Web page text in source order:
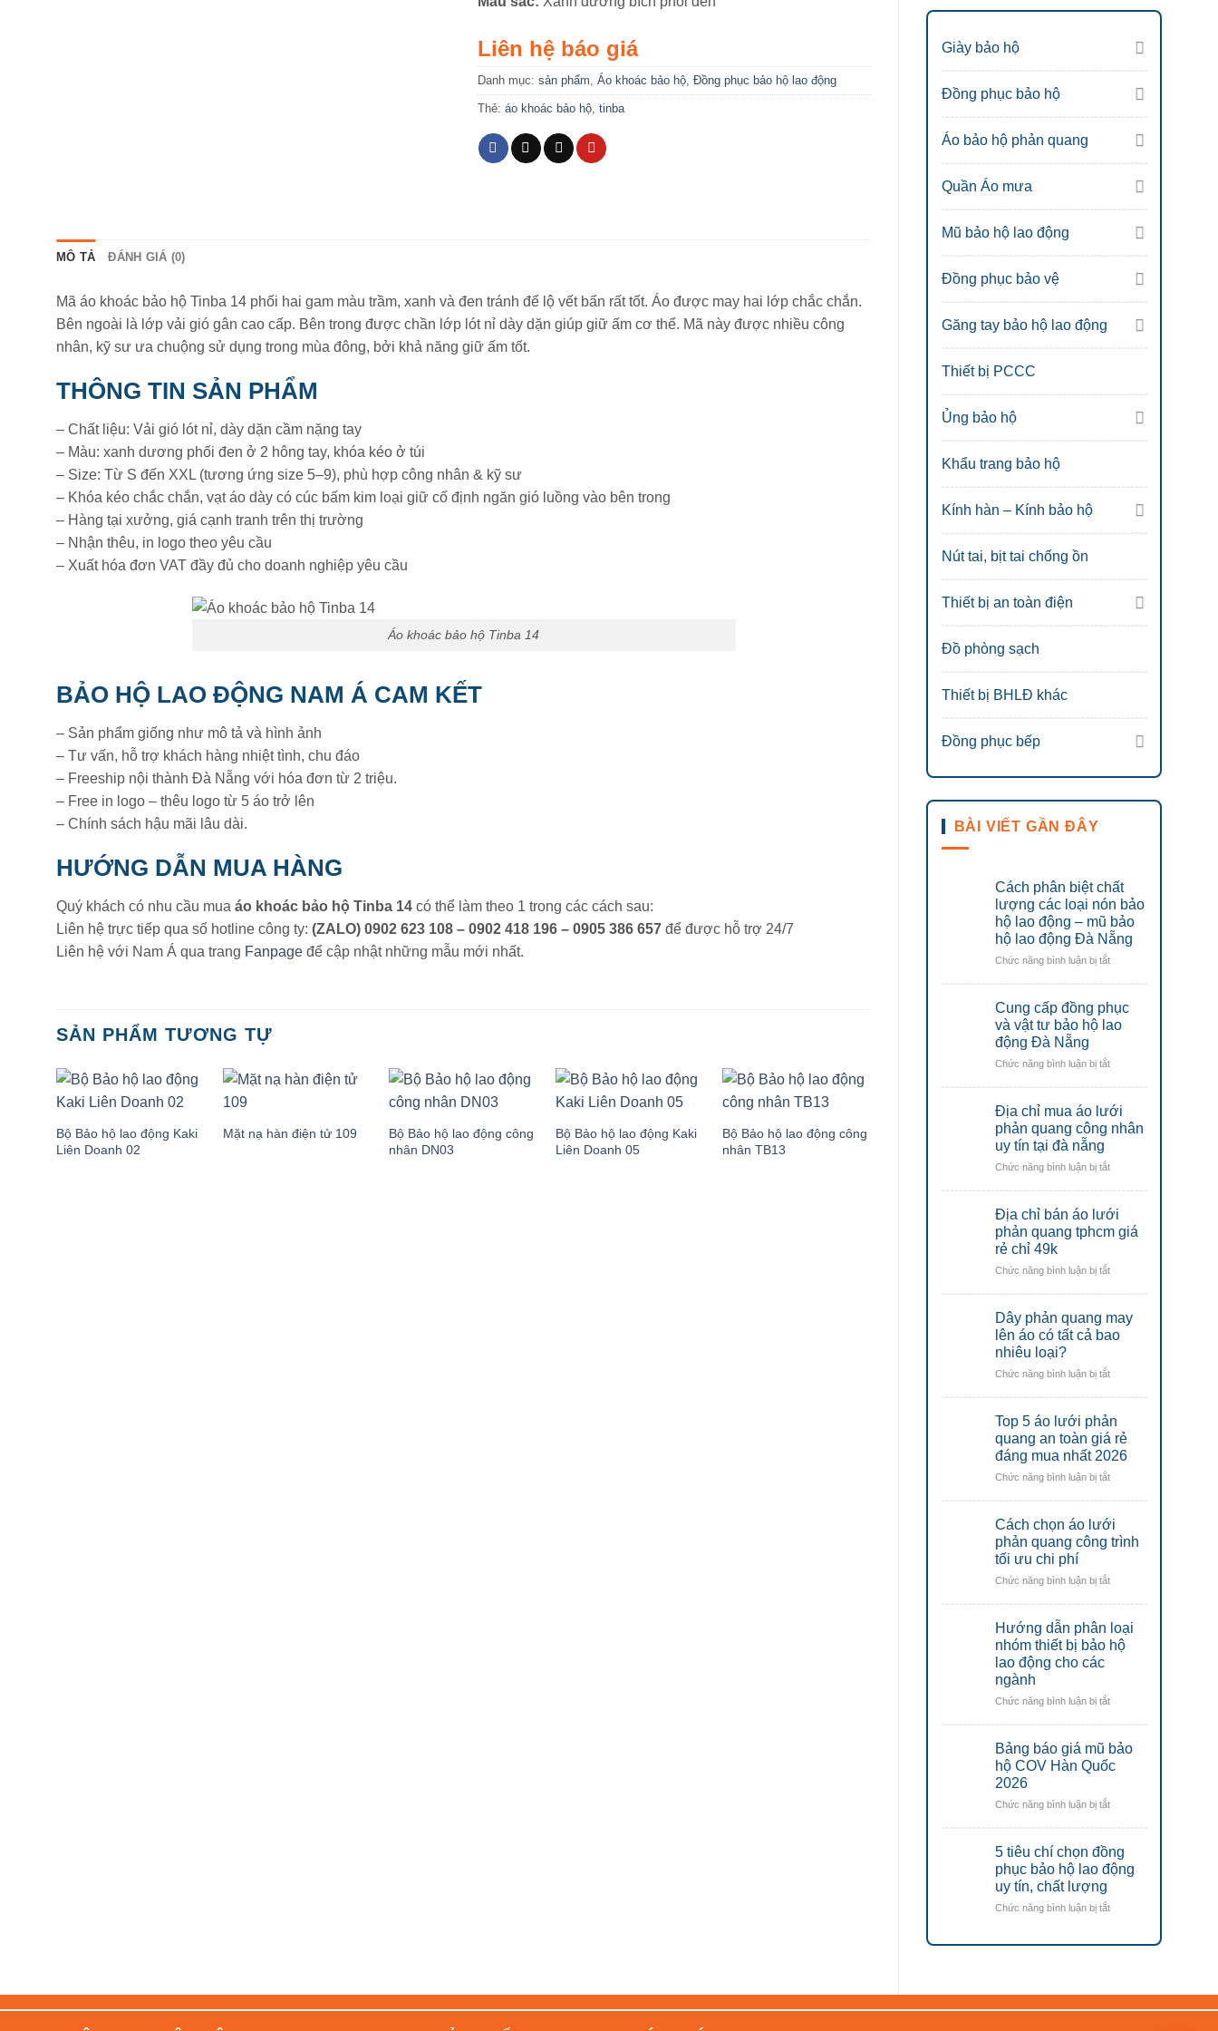
Giày bảo hộ
Đồng phục bảo hộ
Áo bảo hộ phản quang
Quần Áo mưa
Mũ bảo hộ lao động
Đồng phục bảo vệ
Găng tay bảo hộ lao động
Thiết bị PCCC
Ủng bảo hộ
Khẩu trang bảo hộ
Kính hàn – Kính bảo hộ
Nút tai, bịt tai chống ồn
Thiết bị an toàn điện
Đồ phòng sạch
Thiết bị BHLĐ khác
Đồng phục bếp
BÀI VIẾT GẦN ĐÂY
Cách phân biệt chất
lượng các loại nón bảo
hộ lao động – mũ bảo
hộ lao động Đà Nẵng
Chức năng bình luận bị tắtở
biệt
chất
loại
hộ
lao
hộ
lao
động
Nẵng
Cung cấp đồng phục
và vật tư bảo hộ lao
động Đà Nẵng
Chức năng bình luận bị tắtở
đồng
phục
tư
lao
động
Địa chỉ mua áo lưới
phản quang công nhân
uy tín tại đà nẵng
Chức năng bình luận bị tắtở
mua
áo
lưới
quang
uy
tín
Địa chỉ bán áo lưới
phản quang tphcm giá
rẻ chỉ 49k
Chức năng bình luận bị tắtở
bán
áo
quang
rẻ
chỉ
49k
Dây phản quang may
lên áo có tất cả bao
nhiêu loại?
Chức năng bình luận bị tắtở
quang
may
lên
có
bao
nhiêu
Top 5 áo lưới phản
quang an toàn giá rẻ
đáng mua nhất 2026
Chức năng bình luận bị tắtở
áo
lưới
an
rẻ
đáng
Cách chọn áo lưới
phản quang công trình
tối ưu chi phí
Chức năng bình luận bị tắtở
áo
lưới
trình
chi
phí
Hướng dẫn phân loại
nhóm thiết bị bảo hộ
lao động cho các
ngành
Chức năng bình luận bị tắtở
phân
loại
bị
lao
động
Bảng báo giá mũ bảo
hộ COV Hàn Quốc
2026
Chức năng bình luận bị tắtở
giá
mũ
COV
Quốc
5 tiêu chí chọn đồng
phục bảo hộ lao động
uy tín, chất lượng
Chức năng bình luận bị tắtở
bảo
Liên hệ báo giá
Danh mục: sản phẩm Áo khoác bảo hộ, Đồng phục bảo hộ lao động
Thẻ: áo khoác bảo hộ, tinba
MÔ TẢ ĐÁNH GIÁ (0)
Mã áo khoác bảo hộ Tinba 14 phối hai gam màu trầm, xanh và đen tránh để lộ vết bẩn rất tốt. Áo được may hai lớp chắc chắn.
Bên ngoài là lớp vải gió gân cao cấp. Bên trong được chần lớp lót nỉ dày dặn giúp giữ ấm cơ thể. Mã này được nhiều công
nhân, kỹ sư ưa chuộng sử dụng trong mùa đông, bởi khả năng giữ ấm tốt.
THÔNG TIN SẢN PHẨM
– Chất liệu: Vải gió lót nỉ, dày dặn cầm nặng tay
– Màu: xanh dương phối đen ở 2 hông tay, khóa kéo ở túi
– Size: Từ S đến XXL (tương ứng size 5–9), phù hợp công nhân & kỹ sư
– Khóa kéo chắc chắn, vạt áo dày có cúc bấm kim loại giữ cố định ngăn gió luồng vào bên trong
– Hàng tại xưởng, giá cạnh tranh trên thị trường
– Nhận thêu, in logo theo yêu cầu
– Xuất hóa đơn VAT đầy đủ cho doanh nghiệp yêu cầu
Áo khoác bảo hộ Tinba 14
BẢO HỘ LAO ĐỘNG NAM Á CAM KẾT
– Sản phẩm giống như mô tả và hình ảnh
– Tư vấn, hỗ trợ khách hàng nhiệt tình, chu đáo
– Freeship nội thành Đà Nẵng với hóa đơn từ 2 triệu.
– Free in logo – thêu logo từ 5 áo trở lên
– Chính sách hậu mãi lâu dài.
HƯỚNG DẪN MUA HÀNG
Quý khách có nhu cầu mua áo khoác bảo hộ Tinba 14 có thể làm theo 1 trong các cách sau:
Liên hệ trực tiếp qua số hotline công ty: (ZALO) 0902 623 108 – 0902 418 196 – 0905 386 657 để được hỗ trợ 24/7
Liên hệ với Nam Á qua trang Fanpage để cập nhật những mẫu mới nhất.
SẢN PHẨM TƯƠNG TỰ
Bộ Bảo hộ lao động Kaki
Liên Doanh 02
Mặt nạ hàn điện tử 109
Bộ Bảo hộ lao động công
nhân DN03
Bộ Bảo hộ lao động Kaki
Liên Doanh 05
Bộ Bảo hộ lao động công
nhân TB13
Bộ Bảo hộ lao động Kaki
Áo khoác bảo hộ Tinba
08